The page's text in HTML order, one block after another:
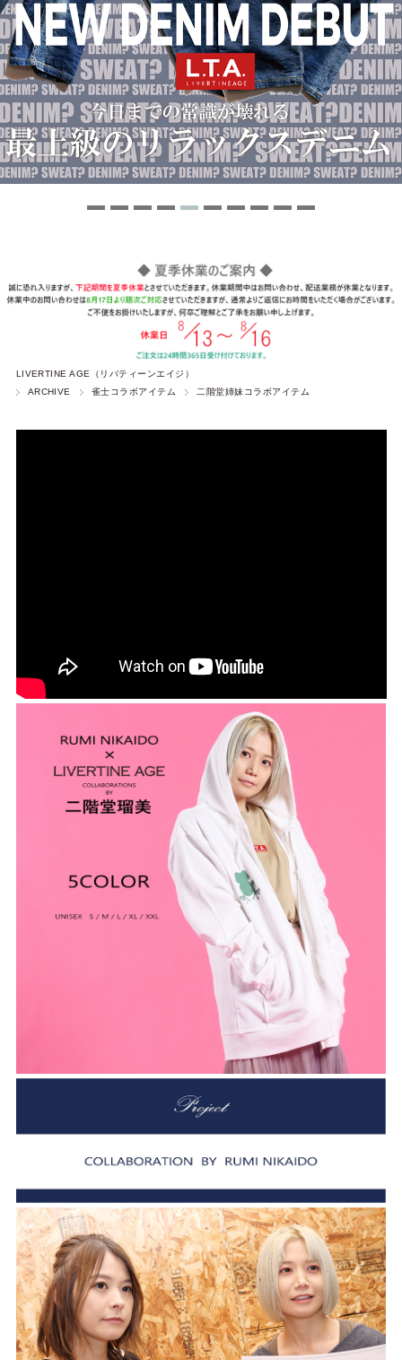
LIVERTINE AGE（リバティーンエイジ）
ARCHIVE
雀士コラボアイテム 二階堂姉妹コラボアイテム